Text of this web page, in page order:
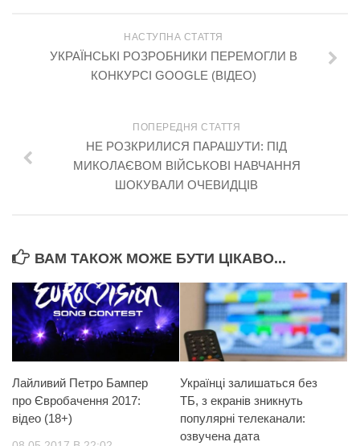
НАСТУПНА СТАТТЯ
УКРАЇНСЬКІ РОЗРОБНИКИ ПЕРЕМОГЛИ В
КОНКУРСІ GOOGLE (ВІДЕО)
ПОПЕРЕДНЯ СТАТТЯ
НЕ РОЗКРИЛИСЯ ПАРАШУТИ: ПІД
МИКОЛАЄВОМ ВІЙСЬКОВІ НАВЧАННЯ
ШОКУВАЛИ ОЧЕВИДЦІВ
ВАМ ТАКОЖ МОЖЕ БУТИ ЦІКАВО...
Лайливий Петро Бампер
про Євробачення 2017:
відео (18+)
Українці залишаться без
ТБ, з екранів зникнуть
популярні телеканали:
озвучена дата